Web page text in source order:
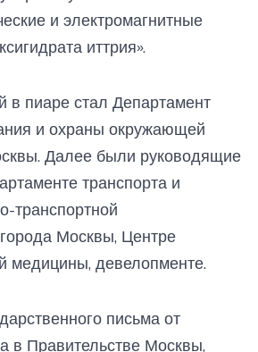
и электромагнитные
иттрия».
в пиаре стал Департамент
и охраны окружающей
Далее были руководящие
транспорта и
транспортной
Москвы, Центре
медицины, девелопменте.
письма от
в Правительстве Москвы,